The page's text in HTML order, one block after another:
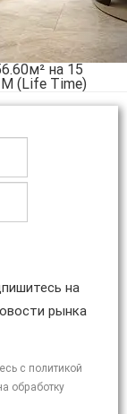
на
рынка
с политикой
обработку